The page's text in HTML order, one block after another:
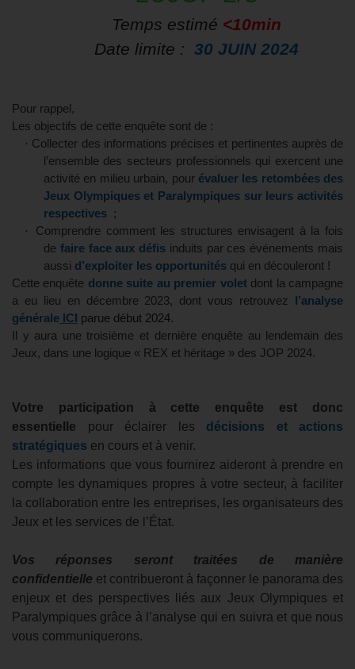
Temps estimé <10min
Date limite : 30 JUIN 2024
Pour rappel,
Les objectifs de cette enquête sont de :
· Collecter des informations précises et pertinentes auprès de
l’ensemble des secteurs professionnels qui exercent une
activité en milieu urbain, pour évaluer les retombées des
Jeux Olympiques et Paralympiques sur leurs activités
respectives ;
·
Comprendre comment les structures envisagent à la fois
de faire face aux défis induits par ces événements mais
aussi d’exploiter les opportunités qui en découleront !
Cette enquête donne suite au premier volet dont la campagne
a eu lieu en décembre 2023, dont vous retrouvez
l’analyse
générale ICI parue début 2024.
Il y aura une troisième et dernière enquête au lendemain des
Jeux, dans une logique « REX et héritage » des JOP 2024.
Votre participation à cette enquête est donc
essentielle pour éclairer les décisions et actions
stratégiques en cours et à venir.
Les informations que vous fournirez aideront à prendre en
compte les dynamiques propres à votre secteur, à faciliter
la collaboration entre les entreprises, les organisateurs des
Jeux et les services de l’État.
Vos réponses seront traitées de manière
confidentielle et contribueront à façonner le panorama des
enjeux et des perspectives liés aux Jeux Olympiques et
Paralympiques grâce à l’analyse qui en suivra et que nous
vous communiquerons.